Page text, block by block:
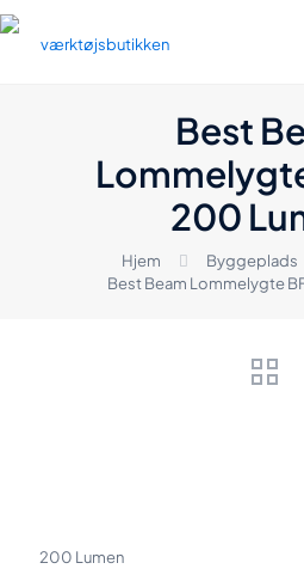
Best
200
Hjem Byggeplads
Best Beam Lommelygte
200 Lumen